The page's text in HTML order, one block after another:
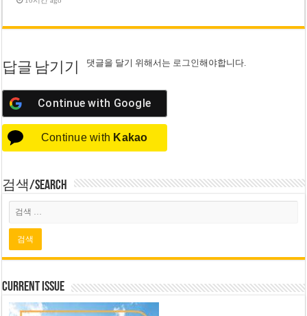
답글 남기기 댓글을 달기 위해서는 로그인해야합니다.
Continue with Google
Continue with Kakao
검색/Search
Current Issue